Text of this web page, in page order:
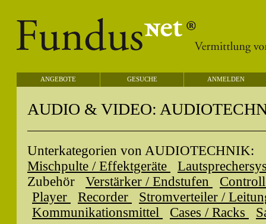
ANGEBOTE GESUCHE ANMELDEN
AUDIO & VIDEO:
Unterkategorien von AUDIOTECHNIK:
Mischpulte / Effektgeräte
Zubehör
Verstärker / Endstufen
Player
Recorder
Stromverteiler /
Kommunikationsmittel
Cases / Racks